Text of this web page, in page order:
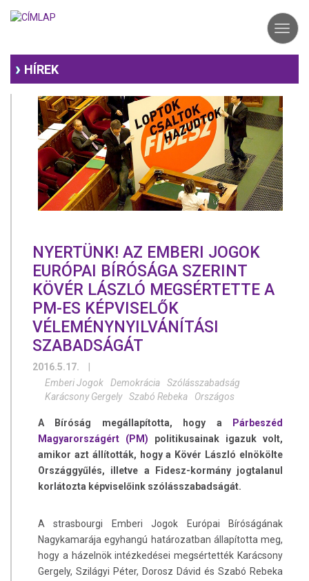
HÍREK
NYERTÜNK! AZ EMBERI JOGOK
EURÓPAI BÍRÓSÁGA SZERINT
KÖVÉR LÁSZLÓ MEGSÉRTETTE A
PM-ES KÉPVISELŐK
VÉLEMÉNYNYILVÁNÍTÁSI
SZABADSÁGÁT
2016.5.17.
Emberi Jogok
Demokrácia
Szólásszabadság
Karácsony Gergely
Szabó Rebeka Országos
A Bíróság megállapította, hogy a
Párbeszéd
Magyarországért (PM) politikusainak igazuk volt,
amikor azt állították, hogy a Kövér László elnökölte
Országgyűlés, illetve a Fidesz-kormány jogtalanul
korlátozta képviselőink szólásszabadságát.
A strasbourgi Emberi Jogok Európai Bíróságának
Nagykamarája egyhangú határozatban állapította meg,
hogy a házelnök intézkedései megsértették Karácsony
Gergely, Szilágyi Péter, Dorosz Dávid és Szabó Rebeka